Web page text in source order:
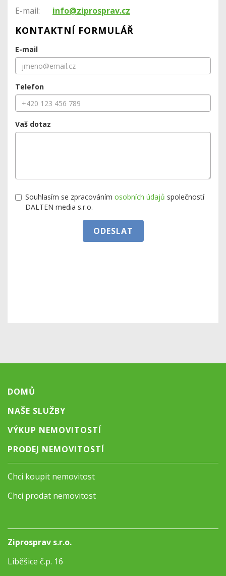
E-mail:
info@ziprosprav.cz
KONTAKTNÍ FORMULÁŘ
E-mail
Telefon
Vaš dotaz
Souhlasím se zpracováním osobních údajů společností
DALTEN media s.r.o.
ODESLAT
DOMŮ
NAŠE SLUŽBY
VÝKUP NEMOVITOSTÍ
PRODEJ NEMOVITOSTÍ
Chci koupit nemovitost
Chci prodat nemovitost
Ziprosprav s.r.o.
Liběšice č.p. 16